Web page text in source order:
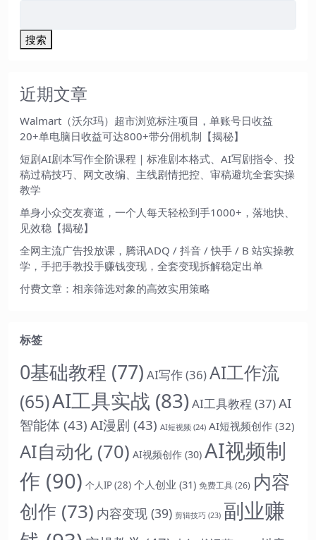
搜索
近期文章
Walmart（沃尔玛）超市浏览标注项目，单账号日收益
20+单电脑日收益可达800+带分佣机制【揭秘】
短剧AI剧本写作全阶课程｜标准剧本格式、AI写剧指令、投
稿过稿技巧、网文改编、主线剧情把控、审稿避坑全套实操
教学
单身小众交友赛道，一个人每天轻松到手1000+，落地快、
见效稳【揭秘】
全网主流广告投放课，腾讯ADQ / 抖音 / 快手 / B 站实操教
学，手把手教投手赚钱变现，全套变现拆解稳定出单
付费文章：相亲筛选对象的高效实用策略
标签
0基础教程 (77) AI写作(36)AI工作流
(65)AI工具实战 (83)AI工具教程 (37)AI
智能体 (43)AI漫剧 (43) AI短视频 (24) AI短视频创作 (32)
AI自动化 (70) AI视频创作 (30) AI视频制
作 (90) 个人IP(28) 个人创业 (31) 免费工具(26) 内容
创作 (73) 内容变现 (39) 剪辑技巧 (23) 副业赚